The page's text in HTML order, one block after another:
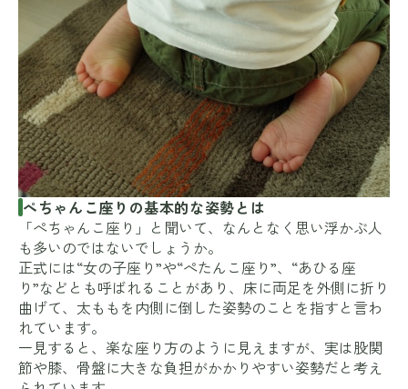
ぺちゃんこ座りの基本的な姿勢とは
「ぺちゃんこ座り」と聞いて、なんとなく思い浮かぶ人
も多いのではないでしょうか。
正式には“女の子座り”や“ぺたんこ座り”、“あひる座
り”などとも呼ばれることがあり、床に両足を外側に折り
曲げて、太ももを内側に倒した姿勢のことを指すと言わ
れています。
一見すると、楽な座り方のように見えますが、実は股関
節や膝、骨盤に大きな負担がかかりやすい姿勢だと考え